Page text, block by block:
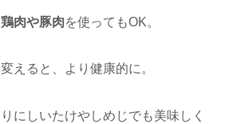
鶏肉や豚肉を使ってもOK。
えると、より健康的に。
にしいたけやしめじでも美味しく